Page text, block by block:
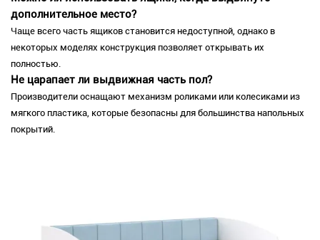
дополнительное место?
Чаще всего часть ящиков становится недоступной, однако в
некоторых моделях конструкция позволяет открывать их
полностью.
Не царапает ли выдвижная часть пол?
Производители оснащают механизм роликами или колесиками из
мягкого пластика, которые безопасны для большинства напольных
покрытий.